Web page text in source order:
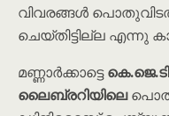
വിവരങ്ങൾ
ചെയ്തിട്ടില്ല എന്നു
മണ്ണാർക്കാട്ടെ
ലൈബ്രറിയിലെ